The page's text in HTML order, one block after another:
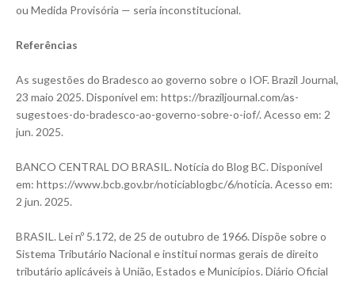
ou Medida Provisória — seria inconstitucional.
Referências
As sugestões do Bradesco ao governo sobre o IOF. Brazil Journal,
23 maio 2025. Disponível em: https://braziljournal.com/as-
sugestoes-do-bradesco-ao-governo-sobre-o-iof/. Acesso em: 2
jun. 2025.
BANCO CENTRAL DO BRASIL. Notícia do Blog BC. Disponível
em: https://www.bcb.gov.br/noticiablogbc/6/noticia. Acesso em:
2 jun. 2025.
BRASIL. Lei nº 5.172, de 25 de outubro de 1966. Dispõe sobre o
Sistema Tributário Nacional e institui normas gerais de direito
tributário aplicáveis à União, Estados e Municípios. Diário Oficial